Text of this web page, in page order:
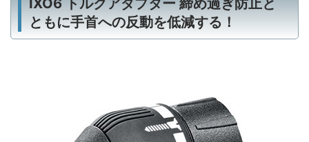
IXO6 トルクアダプター 締め過ぎ防止と
ともに手首への反動を低減する！